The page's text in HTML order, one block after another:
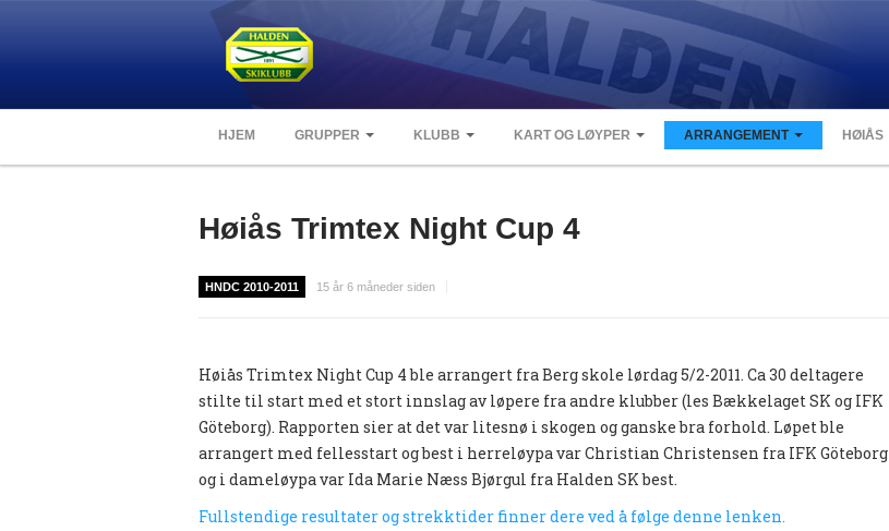
HJEM GRUPPER KLUBB KART OG LØYPER ARRANGEMENT HØIÅS
Høiås Trimtex Night Cup 4
HNDC 2010-2011 15 år 6 måneder siden
Høiås Trimtex Night Cup 4 ble arrangert fra Berg skole lørdag 5/2-2011. Ca 30 deltagere
stilte til start med et stort innslag av løpere fra andre klubber (les Bækkelaget SK og IFK
Göteborg). Rapporten sier at det var litesnø i skogen og ganske bra forhold. Løpet ble
arrangert med fellesstart og best i herreløypa var Christian Christensen fra IFK Göteborg
og i dameløypa var Ida Marie Næss Bjørgul fra Halden SK best.
Fullstendige resultater og strekktider finner dere ved å følge denne lenken.